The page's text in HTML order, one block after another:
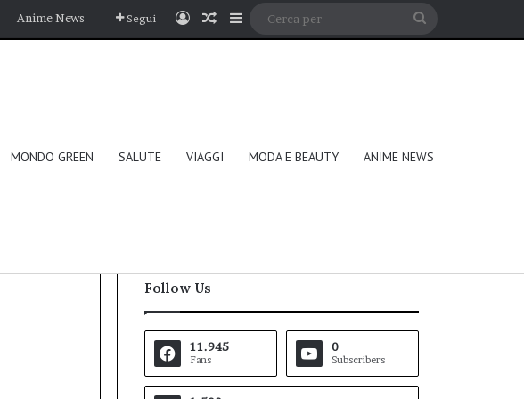
Anime News Segui AccediUn articolo a caso
Barra laterale
MONDO GREEN SALUTE VIAGGI MODA E BEAUTY ANIME NEWS
Follow Us
11.945
Fans
0
Subscribers